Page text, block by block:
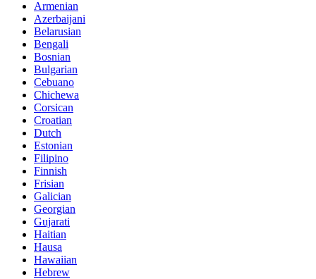
Armenian
Azerbaijani
Belarusian
Bengali
Bosnian
Bulgarian
Cebuano
Chichewa
Corsican
Croatian
Dutch
Estonian
Filipino
Finnish
Frisian
Galician
Georgian
Gujarati
Haitian
Hausa
Hawaiian
Hebrew